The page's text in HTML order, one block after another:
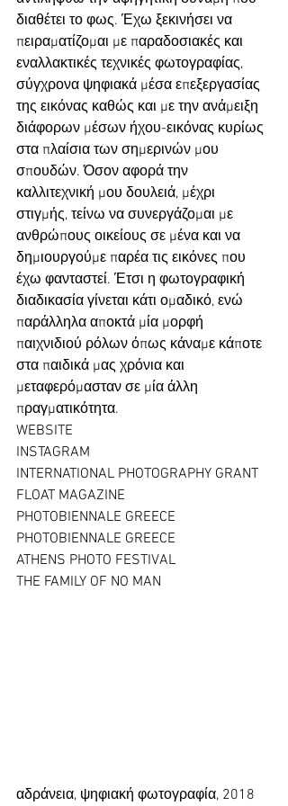
διαθέτει το φως. Έχω ξεκινήσει να
πειραματίζομαι με παραδοσιακές και
εναλλακτικές τεχνικές φωτογραφίας,
σύγχρονα ψηφιακά μέσα επεξεργασίας
της εικόνας καθώς και με την ανάμειξη
διάφορων μέσων ήχου-εικόνας κυρίως
στα πλαίσια των σημερινών μου
σπουδών. Όσον αφορά την
καλλιτεχνική μου δουλειά, μέχρι
στιγμής, τείνω να συνεργάζομαι με
ανθρώπους οικείους σε μένα και να
δημιουργούμε παρέα τις εικόνες που
έχω φανταστεί. Έτσι η φωτογραφική
διαδικασία γίνεται κάτι ομαδικό, ενώ
παράλληλα αποκτά μία μορφή
παιχνιδιού ρόλων όπως κάναμε κάποτε
στα παιδικά μας χρόνια και
μεταφερόμασταν σε μία άλλη
πραγματικότητα.
WEBSITE
INSTAGRAM
INTERNATIONAL PHOTOGRAPHY GRANT
FLOAT MAGAZINE
PHOTOBIENNALE GREECE
PHOTOBIENNALE GREECE
ATHENS PHOTO FESTIVAL
THE FAMILY OF NO MAN
αδράνεια, ψηφιακή φωτογραφία, 2018